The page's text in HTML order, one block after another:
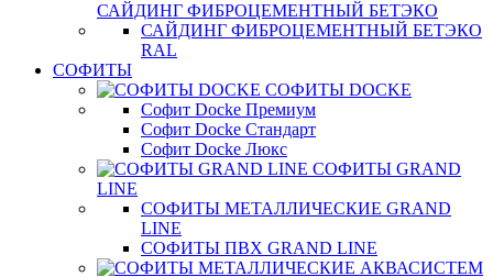
САЙДИНГ ФИБРОЦЕМЕНТНЫЙ БЕТЭКО
САЙДИНГ ФИБРОЦЕМЕНТНЫЙ БЕТЭКО
RAL
СОФИТЫ
СОФИТЫ DOCKE
Софит Docke Премиум
Софит Docke Стандарт
Софит Docke Люкс
СОФИТЫ GRAND
LINE
СОФИТЫ МЕТАЛЛИЧЕСКИЕ GRAND
LINE
СОФИТЫ ПВХ GRAND LINE